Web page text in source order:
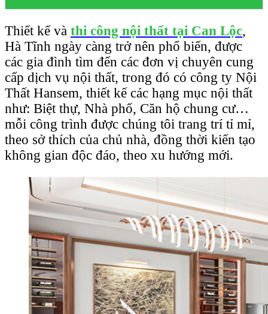
Thiết kế và thi công nội thất tại Can Lộc,
Hà Tĩnh ngày càng trở nên phổ biến, được
các gia đình tìm đến các đơn vị chuyên cung
cấp dịch vụ nội thất, trong đó có công ty Nội
Thất Hansem, thiết kế các hạng mục nội thất
như: Biệt thự, Nhà phố, Căn hộ chung cư…
mỗi công trình được chúng tôi trang trí tỉ mỉ,
theo sở thích của chủ nhà, đồng thời kiến tạo
không gian độc đáo, theo xu hướng mới.